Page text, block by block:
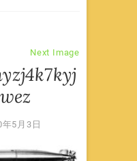
Next Image
5月3日